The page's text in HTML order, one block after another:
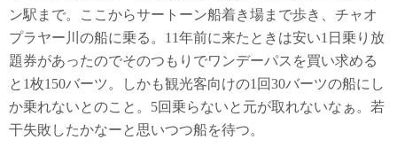
ン駅まで。ここからサートーン船着き場まで歩き、チャオ
プラヤー川の船に乗る。11年前に来たときは安い1日乗り放
題券があったのでそのつもりでワンデーパスを買い求める
と1枚150バーツ。しかも観光客向けの1回30バーツの船にし
か乗れないとのこと。5回乗らないと元が取れないなぁ。若
干失敗したかなーと思いつつ船を待つ。